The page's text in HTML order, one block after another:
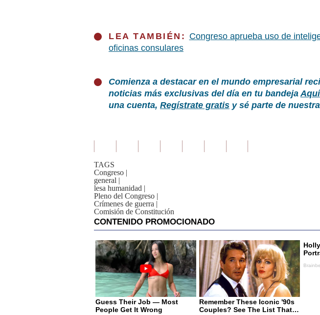
LEA TAMBIÉN: Congreso aprueba uso de
oficinas consulares
Comienza a destacar en el mundo empresarial
noticias más exclusivas del día en tu bandejaAquí
una cuenta, Regístrate gratis y sé parte de
TAGS
Congreso |
general |
lesa humanidad |
Pleno del Congreso |
Crímenes de guerra |
Comisión de Constitución